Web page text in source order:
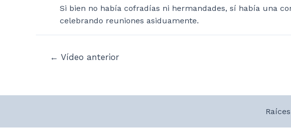
Si bien no había cofradías ni hermandades, sí había una
celebrando reuniones asiduamente.
Navegación
← Vídeo anterior
Raíces